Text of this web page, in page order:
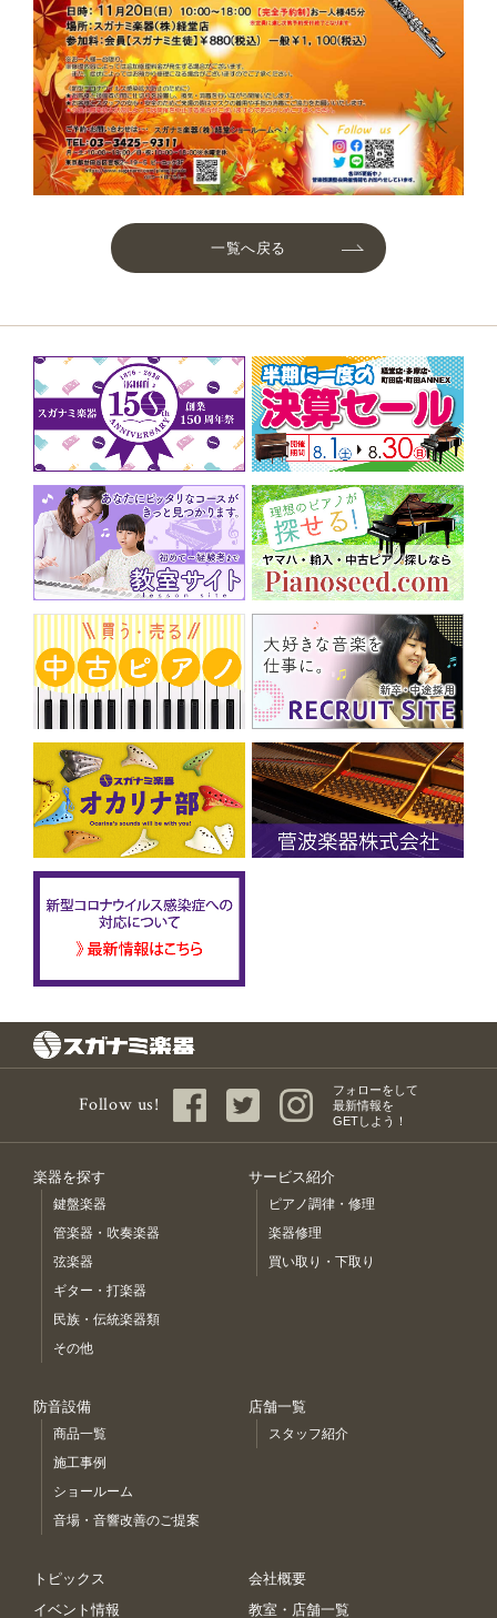
一覧へ戻る
Follow us!
フォローをして
最新情報を
GETしよう！
楽器を探す
鍵盤楽器
管楽器・吹奏楽器
弦楽器
ギター・打楽器
民族・伝統楽器類
その他
サービス紹介
ピアノ調律・修理
楽器修理
買い取り・下取り
防音設備
商品一覧
施工事例
ショールーム
音場・音響改善のご提案
店舗一覧
スタッフ紹介
トピックス
イベント情報
会社概要
教室・店舗一覧